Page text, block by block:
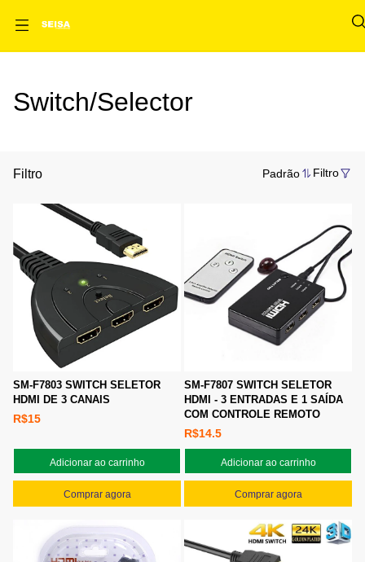
Switch/Selector
Filtro Padrão Filtro
SM-F7803 SWITCH SELETOR
HDMI DE 3 CANAIS
R$15
Adicionar ao carrinho
Comprar agora
SM-F7807 SWITCH SELETOR
HDMI - 3 ENTRADAS E 1 SAÍDA
COM CONTROLE REMOTO
R$14.5
Adicionar ao carrinho
Comprar agora